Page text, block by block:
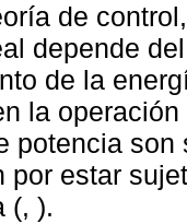
de
depende
de la
la
potencia
por estar
(, ).